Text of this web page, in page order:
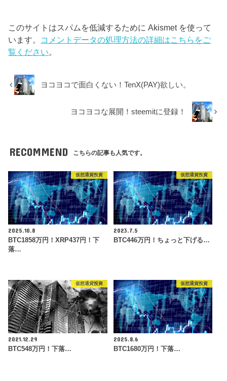
このサイトはスパムを低減するために Akismet を使って
います。 コメントデータの処理方法の詳細はこちらをご
覧ください。
ヨコヨコで面白くない！TenX(PAY)欲しい。
ヨコヨコな展開！steemitに登録！
RECOMMEND こちらの記事も人気です。
仮想通貨投資
2025.10.8
BTC1858万円！XRP437円！下
落…
仮想通貨投資
2023.7.5
BTC446万円！ちょっと下げる…
仮想通貨投資
2021.12.29
BTC548万円！下落…
仮想通貨投資
2025.8.6
BTC1680万円！下落…